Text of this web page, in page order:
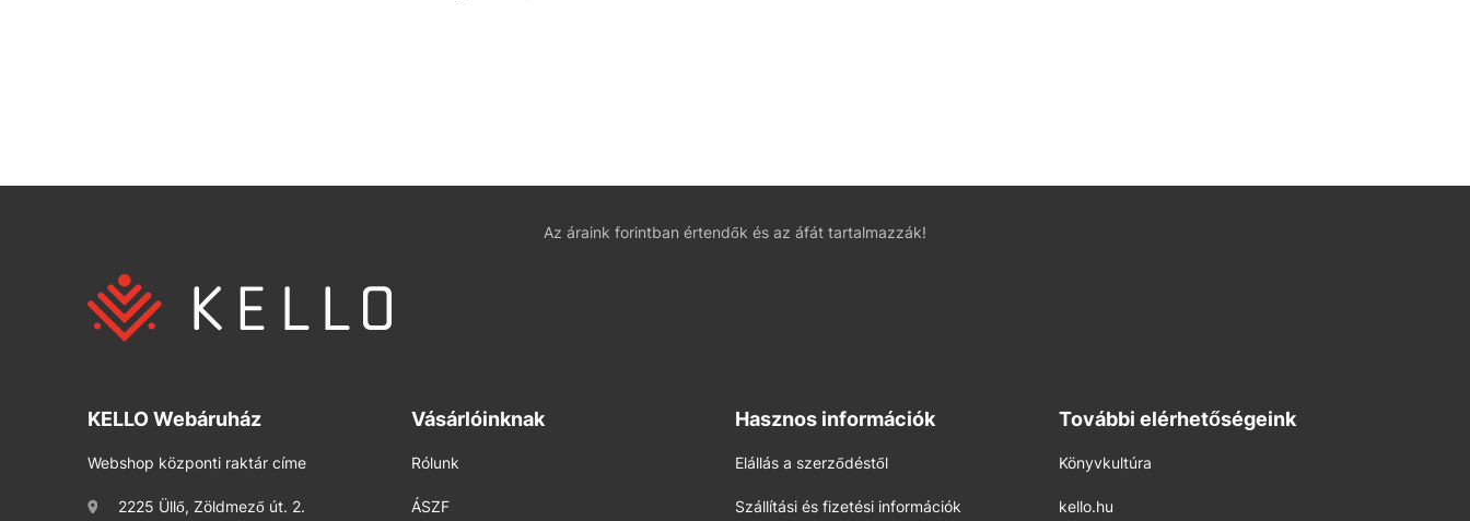
Az áraink forintban értendők és az áfát tartalmazzák!
KELLO Webáruház
Webshop központi raktár címe
2225 Üllő, Zöldmező út. 2.
Vásárlóinknak
Rólunk
ÁSZF
Hasznos információk
Elállás a szerződéstől
Szállítási és fizetési információk
További elérhetőségeink
Könyvkultúra
kello.hu